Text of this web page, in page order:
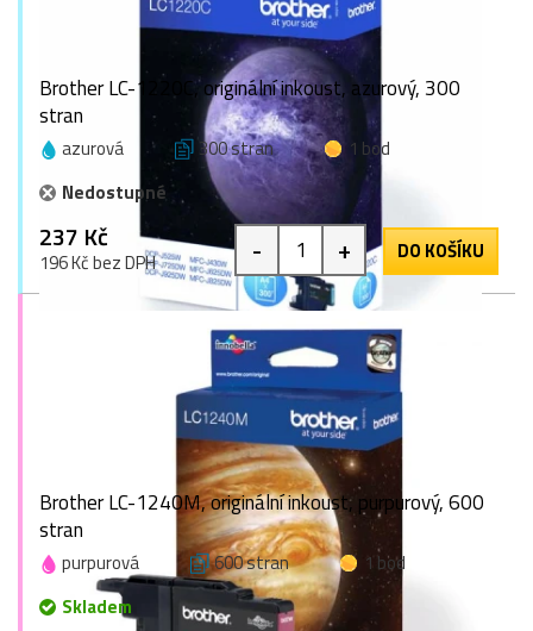
Brother LC-1220C, originální inkoust, azurový, 300
stran
azurová 300 stran
1 bod
Nedostupné
237 Kč
196 Kč bez DPH - + DO KOŠÍKU
Brother LC-1240M, originální inkoust, purpurový, 600
stran
purpurová 600 stran
1 bod
Skladem